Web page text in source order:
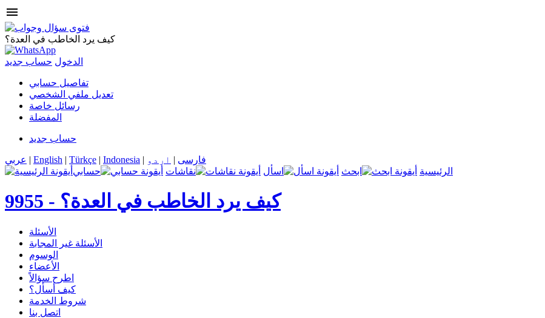
menu
كيف يرد الخاطب في العدة؟
الدخول حساب جديد
تفاصيل حسابي
تعديل ملفي الشخصي
رسائل خاصة
المفضلة
حساب جديد
عربي | English | Türkçe | Indonesia | فارسی | اردو
الرئيسية
ابحث اسأل نقاشات حسابي
9955 - كيف يرد الخاطب في العدة؟
الأسئلة
الأسئلة غير المجابة
الوسوم
الأعضاء
اطرح سؤالاً
كيف أسأل؟
شروط الخدمة
اتصل بنا